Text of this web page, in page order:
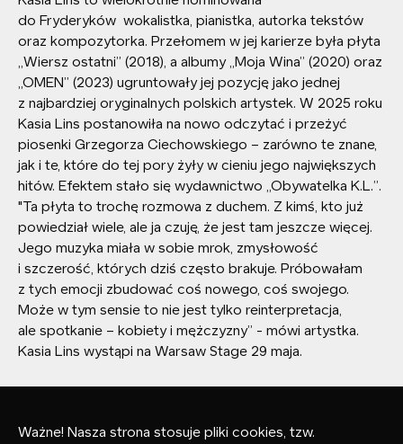
Ważne! Nasza strona stosuje pliki cookies, tzw.
do Fryderyków wokalistka, pianistka, autorka tekstów
oraz kompozytorka. Przełomem w jej karierze była płyta
„Wiersz ostatni” (2018), a albumy „Moja Wina” (2020) oraz
„OMEN” (2023) ugruntowały jej pozycję jako jednej
z najbardziej oryginalnych polskich artystek. W 2025 roku
Kasia Lins postanowiła na nowo odczytać i przeżyć
piosenki Grzegorza Ciechowskiego – zarówno te znane,
jak i te, które do tej pory żyły w cieniu jego największych
hitów. Efektem stało się wydawnictwo „Obywatelka K.L.”.
"Ta płyta to trochę rozmowa z duchem. Z kimś, kto już
powiedział wiele, ale ja czuję, że jest tam jeszcze więcej.
Jego muzyka miała w sobie mrok, zmysłowość
i szczerość, których dziś często brakuje. Próbowałam
z tych emocji zbudować coś nowego, coś swojego.
Może w tym sensie to nie jest tylko reinterpretacja,
ale spotkanie – kobiety i mężczyzny” - mówi artystka.
Kasia Lins wystąpi na Warsaw Stage 29 maja.